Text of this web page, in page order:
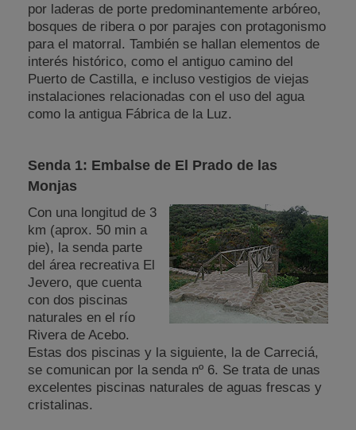
por laderas de porte predominantemente arbóreo,
bosques de ribera o por parajes con protagonismo
para el matorral. También se hallan elementos de
interés histórico, como el antiguo camino del
Puerto de Castilla, e incluso vestigios de viejas
instalaciones relacionadas con el uso del agua
como la antigua Fábrica de la Luz.
Senda 1: Embalse de El Prado de las
Monjas
Con una longitud de 3
km (aprox. 50 min a
pie), la senda parte
del área recreativa El
Jevero, que cuenta
con dos piscinas
naturales en el río
Rivera de Acebo.
Estas dos piscinas y la siguiente, la de Carreciá,
se comunican por la senda nº 6. Se trata de unas
excelentes piscinas naturales de aguas frescas y
cristalinas.